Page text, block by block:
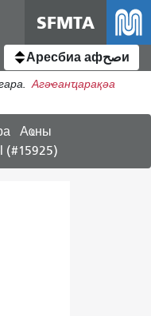
SFMTA
Аресбиа афصحи
Агәҽанҵарақәа
Аҩны
(#15925)